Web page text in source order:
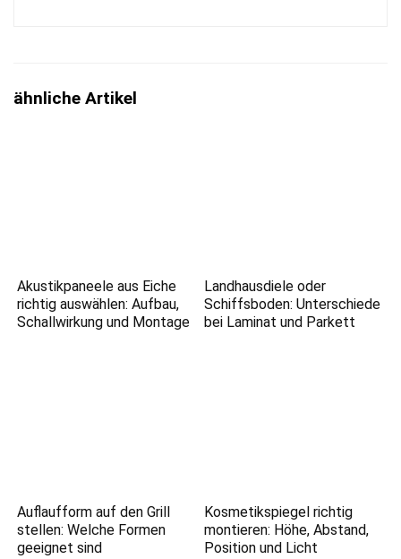
ähnliche Artikel
Akustikpaneele aus Eiche
richtig auswählen: Aufbau,
Schallwirkung und Montage
Landhausdiele oder
Schiffsboden: Unterschiede
bei Laminat und Parkett
Auflaufform auf den Grill
stellen: Welche Formen
geeignet sind
Kosmetikspiegel richtig
montieren: Höhe, Abstand,
Position und Licht